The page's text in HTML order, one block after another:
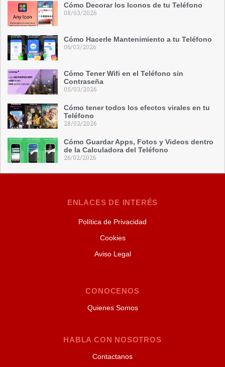
Cómo Decorar los Iconos de tu Teléfono
08/03/2026
Cómo Hacerle Mantenimiento a tu Teléfono
06/03/2026
Cómo Tener Wifi en el Teléfono sin
Contraseña
05/03/2026
Cómo tener todos los efectos virales en tu
Teléfono
28/02/2026
Cómo Guardar Apps, Fotos y Videos dentro
de la Calculadora del Teléfono
26/02/2026
ENLACES DE INTERÉS
Política de Privacidad
Cookies
Aviso Legal
CONOCENOS
Quienes Somos
HABLA CON NOSOTROS
Contactanos